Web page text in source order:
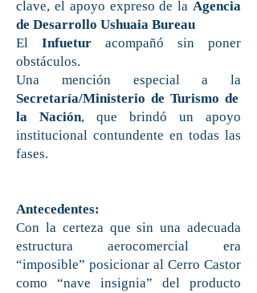
clave, el apoyo expreso de la Agencia
de Desarrollo Ushuaia Bureau
El Infuetur acompañó sin poner
obstáculos.
Una mención especial a la
Secretaría/Ministerio de Turismo de
la Nación, que brindó un apoyo
institucional contundente en todas las
fases.
Antecedentes:
Con la certeza que sin una adecuada
estructura aerocomercial era
“imposible” posicionar al Cerro Castor
como “nave insignia” del producto